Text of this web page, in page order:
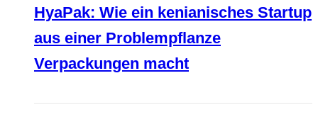
HyaPak: Wie ein kenianisches Startup
aus einer Problempflanze
Verpackungen macht